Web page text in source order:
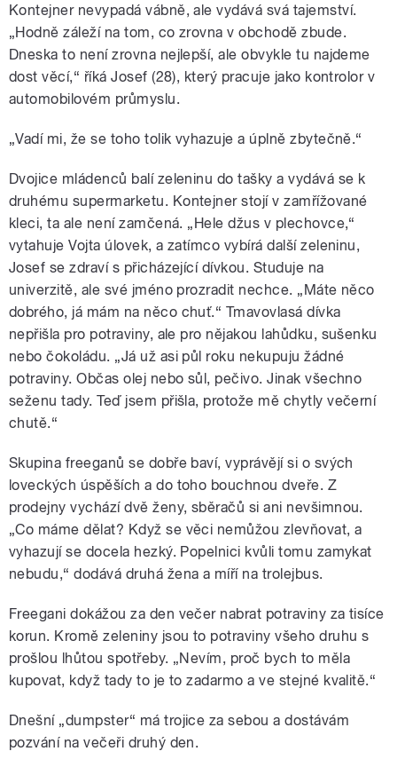
Kontejner nevypadá vábně, ale vydává svá tajemství.
„Hodně záleží na tom, co zrovna v obchodě zbude.
Dneska to není zrovna nejlepší, ale obvykle tu najdeme
dost věcí,“ říká Josef (28), který pracuje jako kontrolor v
automobilovém průmyslu.
„Vadí mi, že se toho tolik vyhazuje a úplně zbytečně.“
Dvojice mládenců balí zeleninu do tašky a vydává se k
druhému supermarketu. Kontejner stojí v zamřížované
kleci, ta ale není zamčená. „Hele džus v plechovce,“
vytahuje Vojta úlovek, a zatímco vybírá další zeleninu,
Josef se zdraví s přicházející dívkou. Studuje na
univerzitě, ale své jméno prozradit nechce. „Máte něco
dobrého, já mám na něco chuť.“ Tmavovlasá dívka
nepřišla pro potraviny, ale pro nějakou lahůdku, sušenku
nebo čokoládu. „Já už asi půl roku nekupuju žádné
potraviny. Občas olej nebo sůl, pečivo. Jinak všechno
seženu tady. Teď jsem přišla, protože mě chytly večerní
chutě.“
Skupina freeganů se dobře baví, vyprávějí si o svých
loveckých úspěších a do toho bouchnou dveře. Z
prodejny vychází dvě ženy, sběračů si ani nevšimnou.
„Co máme dělat? Když se věci nemůžou zlevňovat, a
vyhazují se docela hezký. Popelnici kvůli tomu zamykat
nebudu,“ dodává druhá žena a míří na trolejbus.
Freegani dokážou za den večer nabrat potraviny za tisíce
korun. Kromě zeleniny jsou to potraviny všeho druhu s
prošlou lhůtou spotřeby. „Nevím, proč bych to měla
kupovat, když tady to je to zadarmo a ve stejné kvalitě.“
Dnešní „dumpster“ má trojice za sebou a dostávám
pozvání na večeři druhý den.